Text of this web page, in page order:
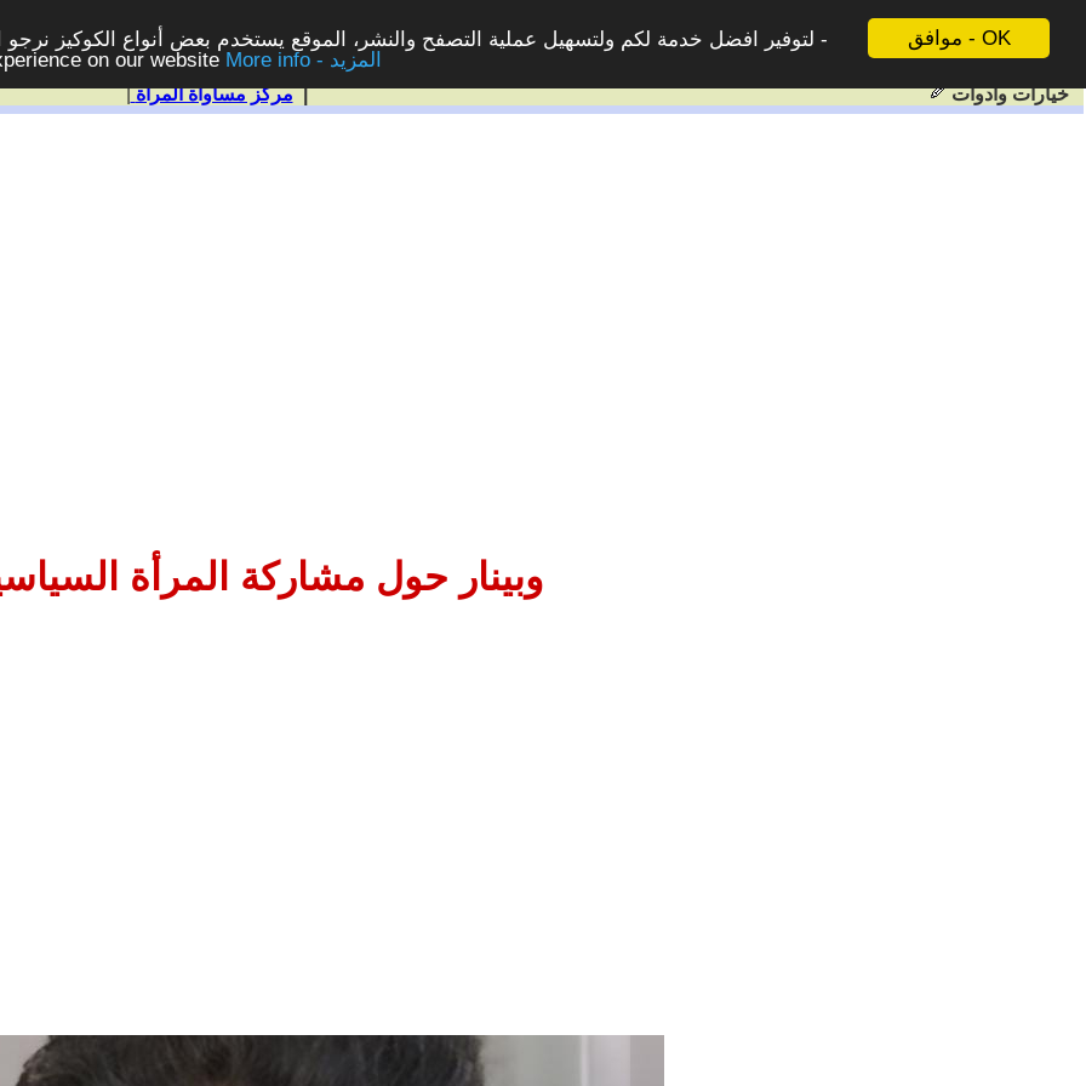
موافق - OK
لتوفير افضل خدمة لكم ولتسهيل عملية التصفح والنشر، الموقع يستخدم بعض أنواع الكوكيز
on our website
More info - المزيد
| مركز مساواة المرأة| خيارات وادوات
وبينار حول مشاركة المرأة